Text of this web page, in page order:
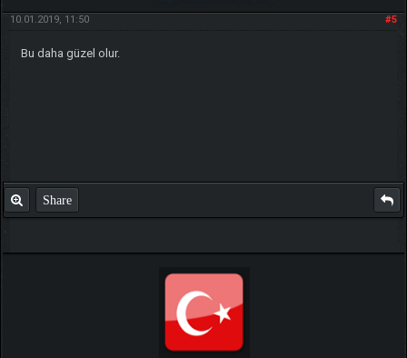
#5
10.01.2019, 11:50
Bu daha güzel olur.
Share